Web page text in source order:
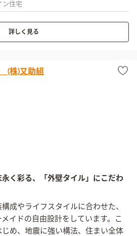
ン住宅
詳しく見る
(株)又助組
く彩る、「外壁タイル」にこだわ
成やライフスタイルに合わせた、
イドの自由設計をしています。こ
め、地震に強い構法、住まい全体